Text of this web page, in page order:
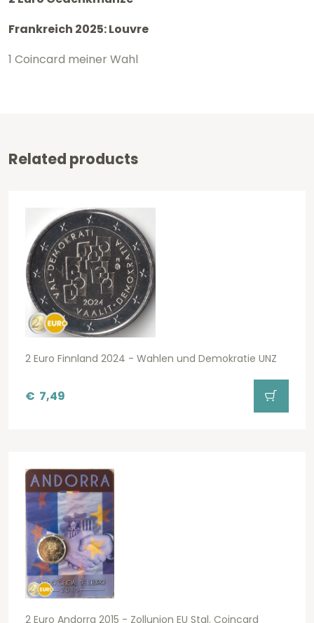
-
Louvre
Frankreich 2025: Louvre
1 Coincard meiner Wahl
Related products
2 Euro Finnland 2024 - Wahlen und Demokratie UNZ
€ 7,49
2 Euro Andorra 2015 - Zollunion EU Stgl. Coincard